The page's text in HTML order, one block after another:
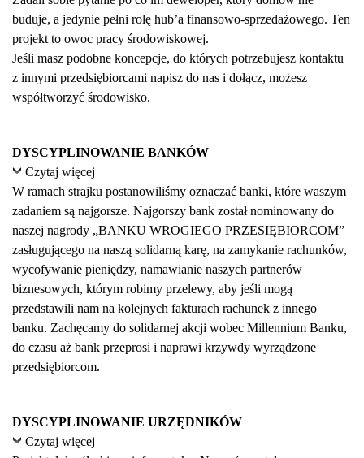
buduje, a jedynie pełni rolę hub’a finansowo-sprzedażowego. Ten
projekt to owoc pracy środowiskowej.
Jeśli masz podobne koncepcje, do których potrzebujesz kontaktu
z innymi przedsiębiorcami napisz do nas i dołącz, możesz
współtworzyć środowisko.
DYSCYPLINOWANIE BANKÓW
Czytaj więcej
W ramach strajku postanowiliśmy oznaczać banki, które waszym
zadaniem są najgorsze. Najgorszy bank został nominowany do
naszej nagrody „BANKU WROGIEGO PRZESIĘBIORCOM”
zasługującego na naszą solidarną karę, na zamykanie rachunków,
wycofywanie pieniędzy, namawianie naszych partnerów
biznesowych, którym robimy przelewy, aby jeśli mogą
przedstawili nam na kolejnych fakturach rachunek z innego
banku. Zachęcamy do solidarnej akcji wobec Millennium Banku,
do czasu aż bank przeprosi i naprawi krzywdy wyrządzone
przedsiębiorcom.
DYSCYPLINOWANIE URZĘDNIKÓW
Czytaj więcej